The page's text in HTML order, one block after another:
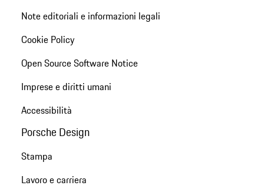
Note editoriali e informazioni legali
Cookie Policy
Open Source Software Notice
Imprese e diritti umani
Accessibilità
Porsche Design
Stampa
Lavoro e carriera